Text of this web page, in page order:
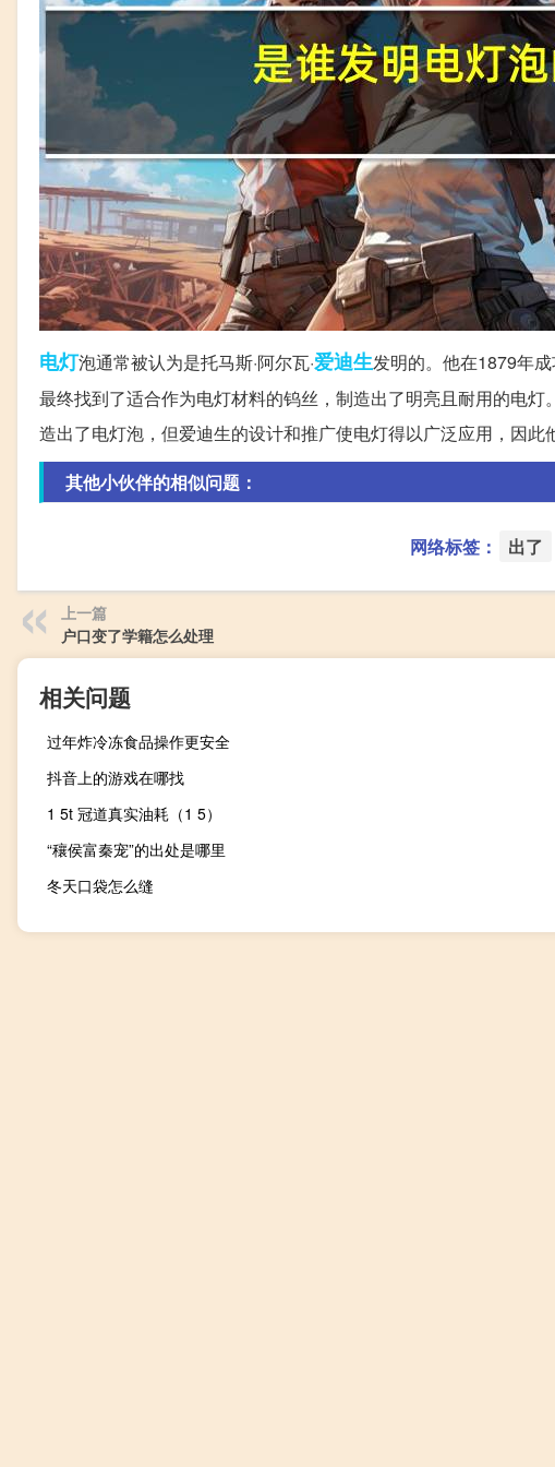
电灯泡通常被认为是托马斯·阿尔瓦·爱迪生发明的。他在1879年
最终找到了适合作为电灯材料的钨丝，制造出了明亮且耐用的电
造出了电灯泡，但爱迪生的设计和推广使电灯得以广泛应用，因此
其他小伙伴的相似问题：
网络标签： 出了
上一篇
户口变了学籍怎么处理
相关问题
过年炸冷冻食品操作更安全
抖音上的游戏在哪找
1 5t 冠道真实油耗（1 5）
“穰侯富秦宠”的出处是哪里
冬天口袋怎么缝